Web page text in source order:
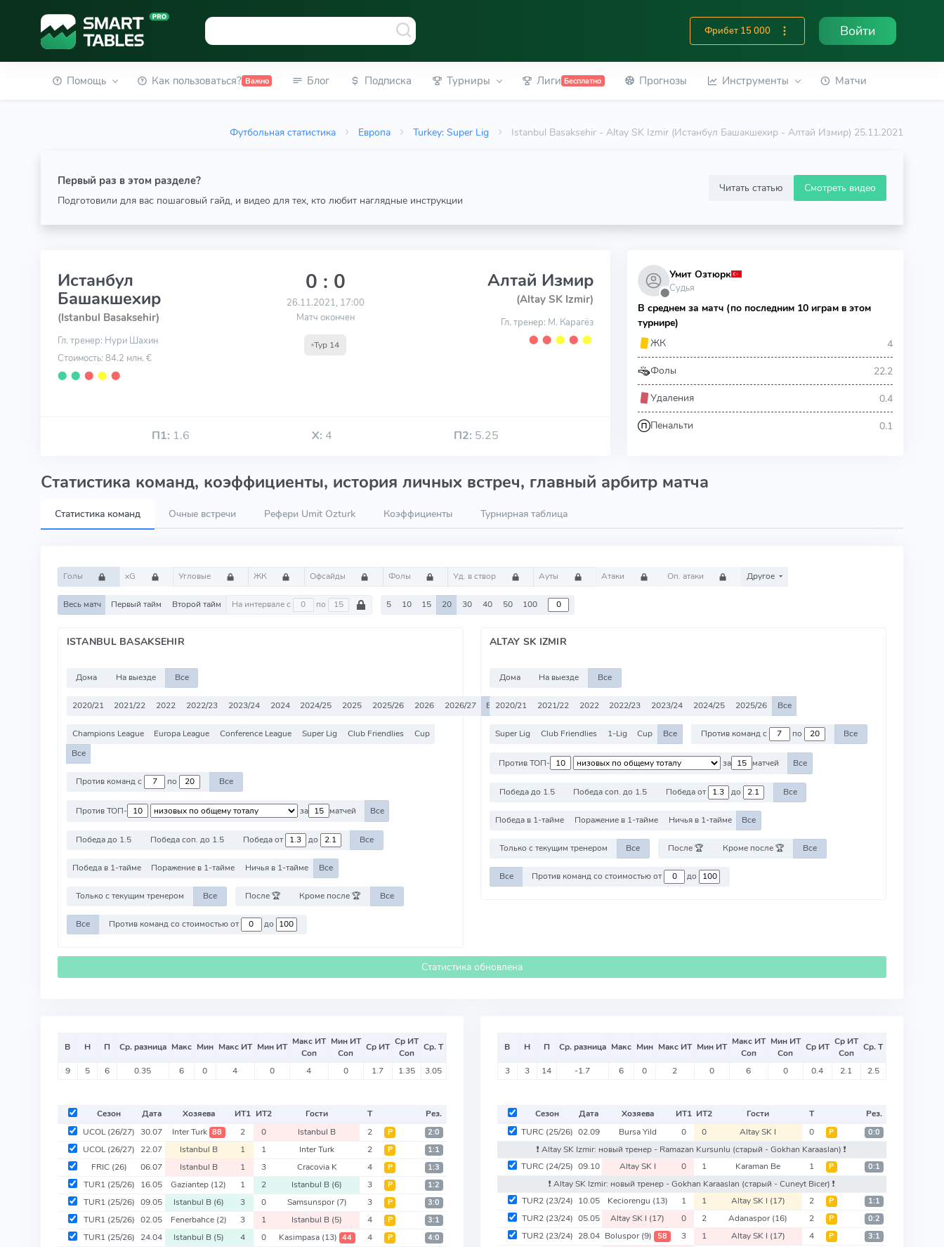
Фрибет 15 000 Войти
Помощь Как пользоваться? Важно Блог Подписка Турниры Лиги Бесплатно Прогнозы Инструменты Матчи
Футбольная статистика Европа Turkey: Super Lig Istanbul Basaksehir - Altay SK Izmir (Истанбул Башакшехир - Алтай Измир) 25.11.2021
Первый раз в этом разделе?
Подготовили для вас пошаговый гайд, и видео для тех, кто любит наглядные инструкции
Читать статью Смотреть видео
Истанбул
Башакшехир
(Istanbul Basaksehir)
Гл. тренер: Нури Шахин
Стоимость: 84.2 млн. €
⬤ ⬤ ⬤ ⬤ ⬤
0 : 0
26.11.2021, 17:00
Матч окончен
Тур 14
Алтай Измир
(Altay SK Izmir)
Гл. тренер: М. Карагёз
⬤ ⬤ ⬤ ⬤ ⬤
П1: 1.6 Х: 4 П2: 5.25
⬤
Умит Озтюрк
Судья
В среднем за матч (по последним 10 играм в этом
турнире)
ЖК
4
Фолы 22.2
Удаления 0.4
Пенальти 0.1
Статистика команд, коэффициенты, история личных встреч, главный арбитр матча
Статистика команд Очные встречи Рефери Umit Ozturk Коэффициенты Турнирная таблица
Голы xG Угловые ЖК Офсайды Фолы Уд. в створ Ауты Атаки Оп. атаки Другое
Весь матч Первый тайм Второй тайм На интервале с по 5 10 15 20 30 40 50 100
ISTANBUL BASAKSEHIR
Дома На выезде Все
2020/21 2021/22 2022 2022/23 2023/24 2024 2024/25 2025 2025/26 2026 2026/27 Все
Champions League Europa League Conference League Super Lig Club Friendlies
Cup
Все
Против команд с по Все
Против ТОП- за матчей Все
Победа до 1.5 Победа соп. до 1.5 Победа от до Все
Победа в 1-тайме Поражение в 1-тайме Ничья в 1-тайме Все
Только с текущим тренером Все После 🏆 Кроме после 🏆 Все
Все Против команд со стоимостью от до
ALTAY SK IZMIR
Дома На выезде Все
2020/21 2021/22 2022 2022/23 2023/24 2024/25 2025/26 Все
Super Lig Club Friendlies 1-Lig Cup Все Против команд с по Все
Против ТОП- за матчей Все
Победа до 1.5 Победа соп. до 1.5 Победа от до Все
Победа в 1-тайме Поражение в 1-тайме Ничья в 1-тайме Все
Только с текущим тренером Все После 🏆 Кроме после 🏆 Все
Все Против команд со стоимостью от до
Статистика обновлена
В Н П Ср. разница Макс Мин Макс ИТ Мин ИТ Макс ИТ
Соп
Мин ИТ
Соп
Ср ИТ Ср ИТ
Соп
Ср. Т
9 5 6 0.35 6 0 4 0 4 0 1.7 1.35 3.05
Сезон Дата Хозяева ИТ1 ИТ2 Гости Т
Рез.
UCOL(26/27) 30.07 Inter Turk 88 2 0 Istanbul B 2 Р 2:0
UCOL(26/27) 22.07 Istanbul B 1 1 Inter Turk 2 Р 1:1
FRIC (26) 06.07 Istanbul B 1 3 Cracovia K 4 Р 1:3
TUR1 (25/26) 16.05 Gaziantep (12) 1 2 Istanbul B (6) 3 Р 1:2
TUR1 (25/26) 09.05 Istanbul B (6) 3 0 Samsunspor(7) 3 Р 3:0
TUR1 (25/26) 02.05 Fenerbahce (2) 3 1 Istanbul B (5) 4 Р 3:1
TUR1 (25/26) 24.04 Istanbul B (5) 4 0 Kasimpasa (13) 44 4 Р 4:0
В Н П Ср. разница Макс Мин Макс ИТ Мин ИТ Макс ИТ
Соп
Мин ИТ
Соп
Ср ИТ Ср ИТ
Соп
Ср. Т
3 3 14 -1.7 6 0 2 0 6 0 0.4 2.1 2.5
Сезон Дата Хозяева ИТ1 ИТ2 Гости Т
Рез.
TURC (25/26) 02.09 Bursa Yild 0 0 Altay SK I 0 Р 0:0
❗️ Altay SK Izmir: новый тренер - Ramazan Kursunlu (старый - Gokhan Karaaslan) ❗️
TURC (24/25) 09.10 Altay SK I 0 1 Karaman Be 1 Р 0:1
❗️ Altay SK Izmir: новый тренер - Gokhan Karaaslan (старый - Cuneyt Bicer) ❗️
TUR2 (23/24) 10.05 Keciorengu (13) 1 1 Altay SK I (17) 2 Р 1:1
TUR2 (23/24) 05.05 Altay SK I (17) 0 2 Adanaspor(16) 2 Р 0:2
TUR2 (23/24) 28.04 Boluspor(9) 58 3 1 Altay SK I (17) 4 Р 3:1